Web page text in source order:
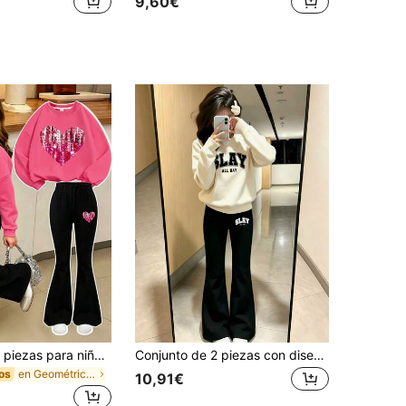
Conjunto de 2 piezas para niña, sudadera con estampado de corazón + pantalones acampanados, estilo casual de calle en tela suave
en Geométrico Conjuntos de sudadera y sudadera con
Conjunto de 2 piezas con diseño de dibujos animados lindo para niñas, sudadera de cuello redondo color albaricoque combinada con pantalones acampanados negros, diseño gráfico impreso SLAY ALL DAY, suelto, casual y versátil, adecuado para ropa de calle diaria y atuendos de campus en otoño/invierno
10,91€